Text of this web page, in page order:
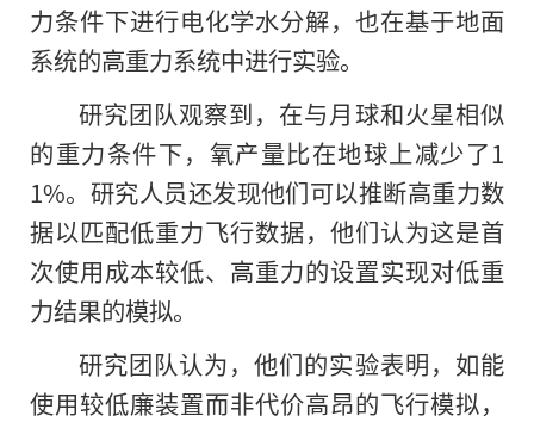
力条件下进行电化学水分解，也在基于地面
系统的高重力系统中进行实验。
研究团队观察到，在与月球和火星相似
的重力条件下，氧产量比在地球上减少了1
1%。研究人员还发现他们可以推断高重力数
据以匹配低重力飞行数据，他们认为这是首
次使用成本较低、高重力的设置实现对低重
力结果的模拟。
研究团队认为，他们的实验表明，如能
使用较低廉装置而非代价高昂的飞行模拟，